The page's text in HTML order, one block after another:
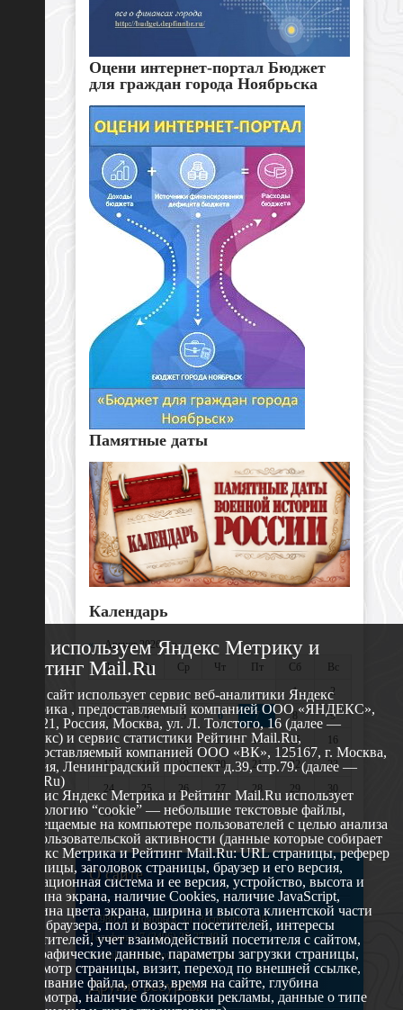
Оцени интернет-портал Бюджет
для граждан города Ноябрьска
Памятные даты
Календарь
«Август 2026 »
Пн
Вт Ср Чт Пт Сб
Вс
1
2
3
4 5 6 7 8
9
10
11 12 13 14 15
16
17
18 19 20 21 22
23
24
25 26 27 28 29
30
31
О сайте
629802 г. Ноябрьск, ул. Республики, 49
Телефон: +7 (3496) 35-37-49
E-mail: udsm@noyabrsk.yanao.ru
Другие ресурсы
Мы используем Яндекс Метрику и
Рейтинг Mail.Ru
Этот сайт использует сервис веб-аналитики Яндекс
Метрика , предоставляемый компанией ООО «ЯНДЕКС»,
119021, Россия, Москва, ул. Л. Толстого, 16 (далее —
Яндекс) и сервис статистики Рейтинг Mail.Ru,
предоставляемый компанией ООО «ВК», 125167, г. Москва,
Россия, Ленинградский проспект д.39, стр.79. (далее —
Mail.Ru)
Сервис Яндекс Метрика и Рейтинг Mail.Ru использует
технологию “cookie” — небольшие текстовые файлы,
размещаемые на компьютере пользователей с целью анализа
их пользовательской активности (данные которые собирает
Яндекс Метрика и Рейтинг Mail.Ru: URL страницы, реферер
страницы, заголовок страницы, браузер и его версия,
операционная система и ее версия, устройство, высота и
ширина экрана, наличие Cookies, наличие JavaScript,
глубина цвета экрана, ширина и высота клиентской части
окна браузера, пол и возраст посетителей, интересы
посетителей, учет взаимодействий посетителя с сайтом,
географические данные, параметры загрузки страницы,
просмотр страницы, визит, переход по внешней ссылке,
cкачивание файла, отказ, время на сайте, глубина
просмотра, наличие блокировки рекламы, данные о типе